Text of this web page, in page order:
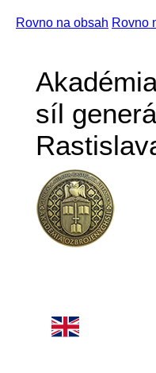
Rovno na obsah Rovno
síl